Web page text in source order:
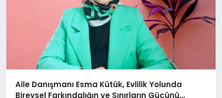
Aile Danışmanı Esma Kütük, Evlilik Yolunda
Bireysel Farkındalığın ve Sınırların Gücünü